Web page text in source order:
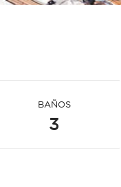
BAÑOS
3